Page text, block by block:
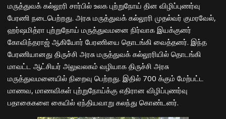
மருத்துவக் கல்லூரி சார்பில் உலக புற்றுநோய் தின விழிப்புணர்வு
பேரணி நடைபெற்றது. அரசு மருத்துவக் கல்லூரி முதல்வர் குமரவேல்,
ஹர்ஷமித்ரா புற்றுநோய் மருத்துவமனை நிர்வாக இயக்குனர்
கோவிந்தராஜ் ஆகியோர் பேரணியை தொடங்கி வைத்தனர். இந்த
பேரணியானது திருச்சி அரசு மருத்துவக் கல்லூரியில் தொடங்கி
மாவட்ட ஆட்சியர் அலுவலகம் வழியாக திருச்சி அரசு
மருத்துவமனையில் நிறைவு பெற்றது. இதில் 700 க்கும் மேற்பட்ட
மாணவ, மாணவிகள் புற்றுநோய்க்கு எதிரான விழிப்புணர்வு
பதாகைகளை கையில் ஏந்தியவாறு கலந்து கொண்டனர்.